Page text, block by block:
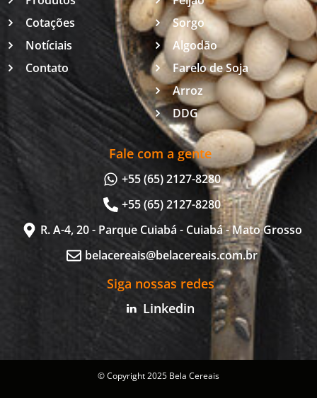
Cotações
Notíciais
Contato
Sorgo
Algodão
Farelo de Soja
Arroz
DDG
Fale com a gente
+55 (65) 2127-8280
+55 (65) 2127-8280
R. A-4, 20 - Parque Cuiabá - Cuiabá - Mato Grosso
belacereais@belacereais.com.br
Siga nossas redes
Linkedin
© Copyright 2025 Bela Cereais